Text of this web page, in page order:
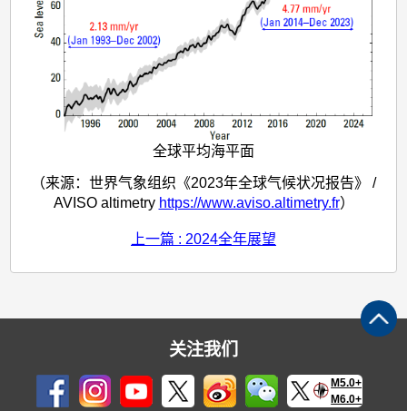
全球平均海平面
（来源：世界气象组织《2023年全球气候状况报告》 /
AVISO altimetry https://www.aviso.altimetry.fr）
上一篇 : 2024全年展望
关注我们
M5.0+
M6.0+